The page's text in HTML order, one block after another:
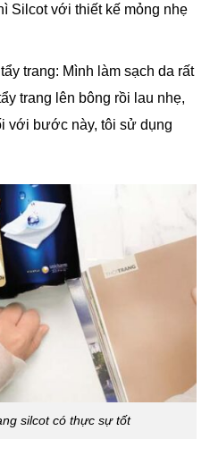
Silcot với thiết kế mỏng nhẹ
trang: Mình làm sạch da rất
trang lên bông rồi lau nhẹ,
với bước này, tôi sử dụng
silcot có thực sự tốt